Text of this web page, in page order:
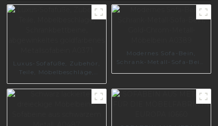
Luxus-Sofafüße, Zubehör,
Teile, Möbelbeschläge,
abgewinkeltes
Modernes Sofa-Bein,
Schrank-Metall-Sofa-Bein,